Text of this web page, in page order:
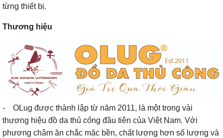
từng thiết bị.
Thương hiệu
- OLug được thành lập từ năm 2011, là một trong vài
thương hiệu đồ da thủ công đầu tiên của Việt Nam. Với
phương châm ăn chắc mặc bền, chất lượng hơn số lượng và